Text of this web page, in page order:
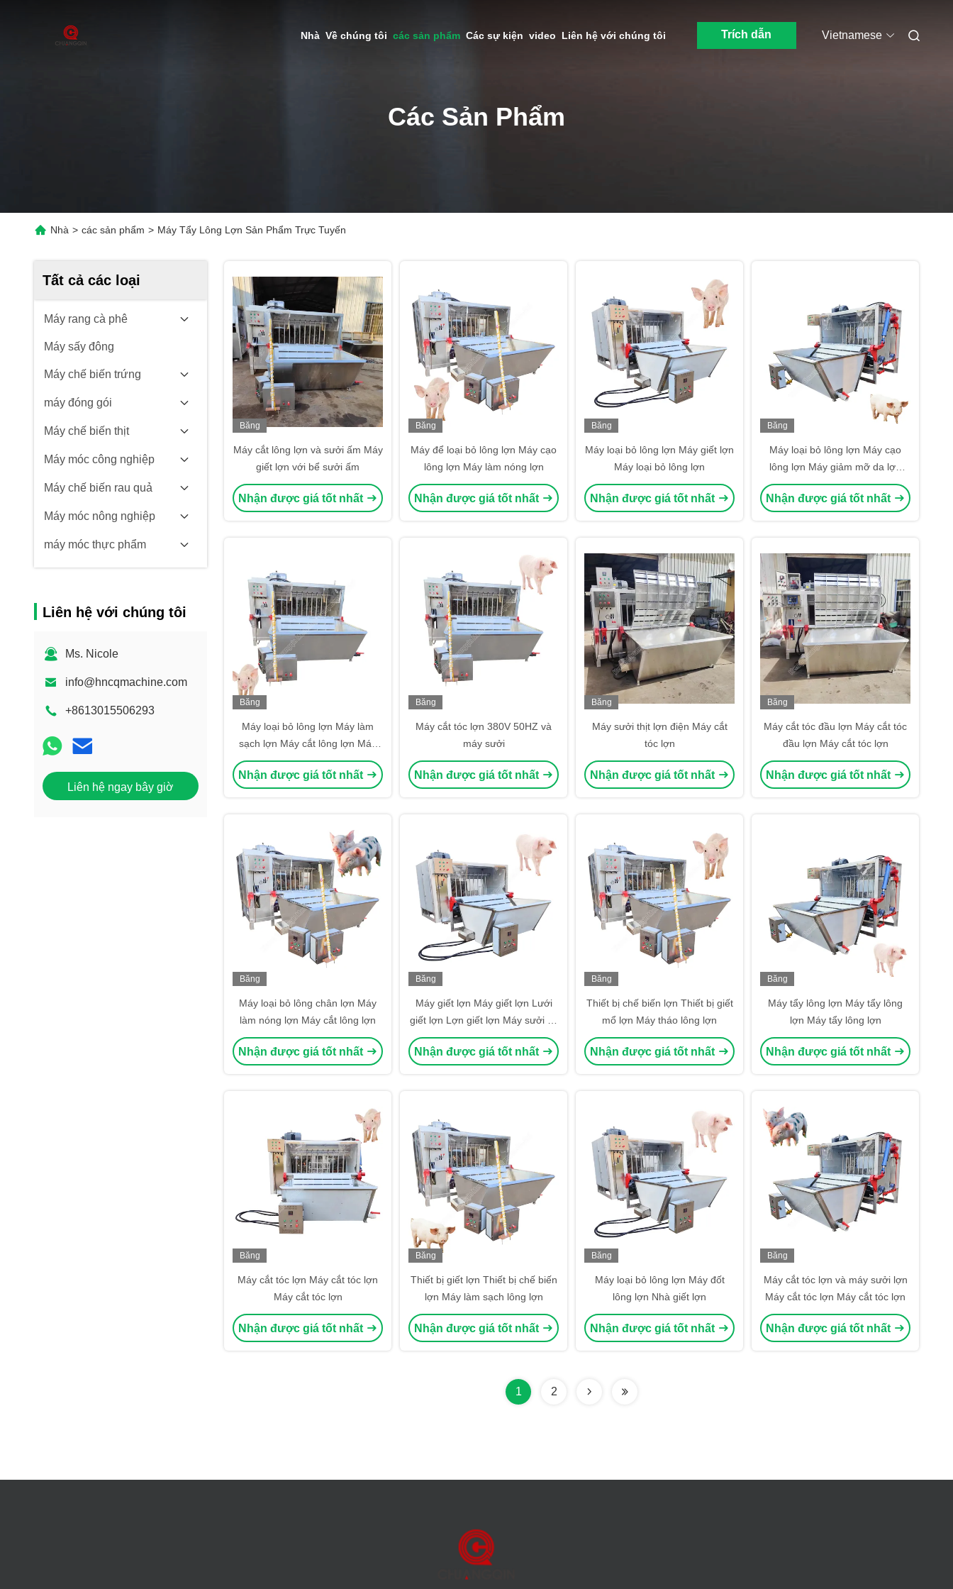
Nhà Về chúng tôi các sản phẩm Các sự kiện video Liên hệ với chúng tôi Trích dẫn Vietnamese
Các Sản Phẩm
Nhà > các sản phẩm > Máy Tẩy Lông Lợn Sản Phẩm Trực Tuyến
Tất cả các loại
Máy rang cà phê
Máy sấy đông
Máy chế biến trứng
máy đóng gói
Máy chế biến thịt
Máy móc công nghiệp
Máy chế biến rau quả
Máy móc nông nghiệp
máy móc thực phẩm
Liên hệ với chúng tôi
Ms. Nicole
info@hncqmachine.com
+8613015506293
Liên hệ ngay bây giờ
Băng
Máy cắt lông lợn và sưởi ấm Máy
giết lợn với bể sưởi ấm
Nhận được giá tốt nhất
Băng
Máy để loại bỏ lông lợn Máy cạo
lông lợn Máy làm nóng lợn
Nhận được giá tốt nhất
Băng
Máy loại bỏ lông lợn Máy giết lợn
Máy loại bỏ lông lợn
Nhận được giá tốt nhất
Băng
Máy loại bỏ lông lợn Máy cạo
lông lợn Máy giảm mỡ da lợn
Máy giết lợn
Nhận được giá tốt nhất
Băng
Máy loại bỏ lông lợn Máy làm
sạch lợn Máy cắt lông lợn Máy
cắt lông lợn
Nhận được giá tốt nhất
Băng
Máy cắt tóc lợn 380V 50HZ và
máy sưởi
Nhận được giá tốt nhất
Băng
Máy sưởi thịt lợn điện Máy cắt
tóc lợn
Nhận được giá tốt nhất
Băng
Máy cắt tóc đầu lợn Máy cắt tóc
đầu lợn Máy cắt tóc lợn
Nhận được giá tốt nhất
Băng
Máy loại bỏ lông chân lợn Máy
làm nóng lợn Máy cắt lông lợn
Nhận được giá tốt nhất
Băng
Máy giết lợn Máy giết lợn Lưới
giết lợn Lợn giết lợn Máy sưởi và
cắt tóc
Nhận được giá tốt nhất
Băng
Thiết bị chế biến lợn Thiết bị giết
mổ lợn Máy tháo lông lợn
Nhận được giá tốt nhất
Băng
Máy tẩy lông lợn Máy tẩy lông
lợn Máy tẩy lông lợn
Nhận được giá tốt nhất
Băng
Máy cắt tóc lợn Máy cắt tóc lợn
Máy cắt tóc lợn
Nhận được giá tốt nhất
Băng
Thiết bị giết lợn Thiết bị chế biến
lợn Máy làm sạch lông lợn
Nhận được giá tốt nhất
Băng
Máy loại bỏ lông lợn Máy đốt
lông lợn Nhà giết lợn
Nhận được giá tốt nhất
Băng
Máy cắt tóc lợn và máy sưởi lợn
Máy cắt tóc lợn Máy cắt tóc lợn
Nhận được giá tốt nhất
1 2